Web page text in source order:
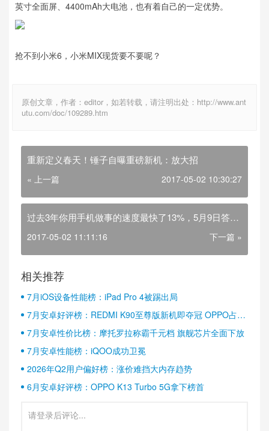
英寸全面屏、4400mAh大电池，也有着自己的一定优势。
抢不到小米6，小米MIX现货要不要呢？
原创文章，作者：editor，如若转载，请注明出处：http://www.ant
utu.com/doc/109289.htm
重新定义春天！锤子自曝重磅新机：放大招
« 上一篇 2017-05-02 10:30:27
过去3年你用手机做事的速度最快了13%，5月9日答案
2017-05-02 11:11:16 下一篇 »
相关推荐
7月iOS设备性能榜：iPad Pro 4被踢出局
7月安卓好评榜：REDMI K90至尊版新机即夺冠 OPPO占据
半壁江山
7月安卓性价比榜：摩托罗拉称霸千元档 旗舰芯片全面下放
7月安卓性能榜：iQOO成功卫冕
2026年Q2用户偏好榜：涨价难挡大内存趋势
6月安卓好评榜：OPPO K13 Turbo 5G拿下榜首